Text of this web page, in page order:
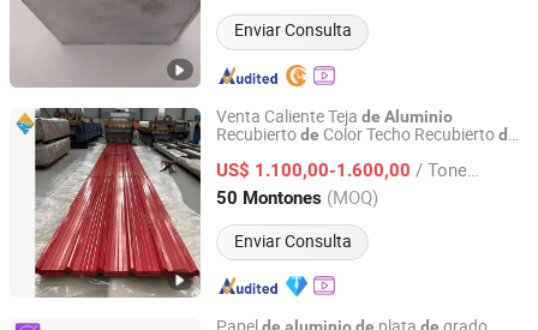
Enviar Consulta
Venta Caliente Teja de Aluminio
Recubiertode Color Techo Recubiertode
Material deConstrucción 1060 1070
1100 3003 3004 3005 5052 6061
US$ 1.100,00-1.600,00 / Tonelada
50 Montones (MOQ)
Enviar Consulta
Jinan Zhaoyang Aluminium Industry Co., Ltd
Shandong, China Desde 2022